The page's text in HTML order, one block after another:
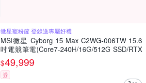
微星寵粉節 登錄送專屬好禮
MSI微星 Cyborg 15 Max C2WG-006TW 15.6
吋電競筆電(Core7-240H/16G/512G SSD/RTX
5070-8G/Win11)
$49,999
券